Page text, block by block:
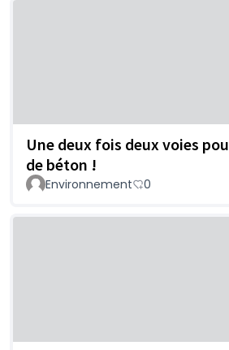
Une deux fois deux voies
de béton !
Environnement 0